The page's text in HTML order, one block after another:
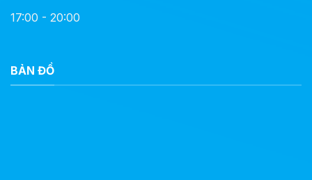
17:00 - 20:00
BẢN ĐỒ